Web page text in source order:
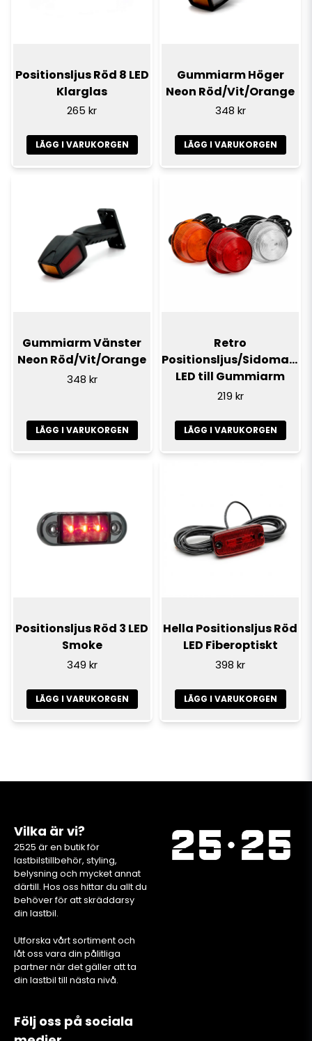
Positionsljus Röd 8 LED
Klarglas
265 kr
LÄGG I VARUKORGEN
Gummiarm Höger
Neon Röd/Vit/Orange
348 kr
LÄGG I VARUKORGEN
Gummiarm Vänster
Neon Röd/Vit/Orange
348 kr
LÄGG I VARUKORGEN
Retro
Positionsljus/
LED till Gummiarm
219 kr
LÄGG I VARUKORGEN
Positionsljus Röd 3 LED
Smoke
349 kr
LÄGG I VARUKORGEN
Hella Positionsljus Röd
LED Fiberoptiskt
398 kr
LÄGG I VARUKORGEN
Vilka är vi?
2525 är en butik för
lastbilstillbehör, styling,
belysning och mycket annat
därtill. Hos oss hittar du allt du
behöver för att skräddarsy
din lastbil.
Utforska vårt sortiment och
låt oss vara din pålitliga
partner när det gäller att ta
din lastbil till nästa nivå.
Följ oss på sociala